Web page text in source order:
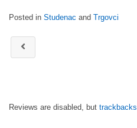
Posted in Studenac and Trgovci
Reviews are disabled, but trackbacks